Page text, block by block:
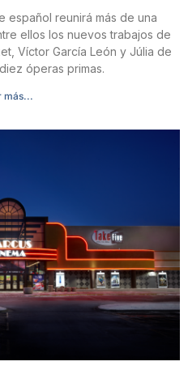
español reunirá más de una
ellos los nuevos trabajos de
Víctor García León y Júlia de
óperas primas.
más...